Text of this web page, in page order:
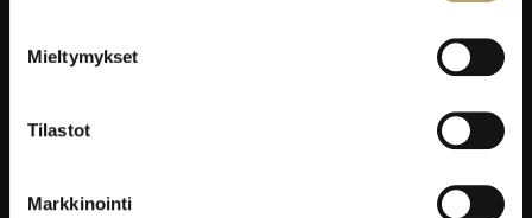
Mieltymykset
Tilastot
Markkinointi
EduCafé